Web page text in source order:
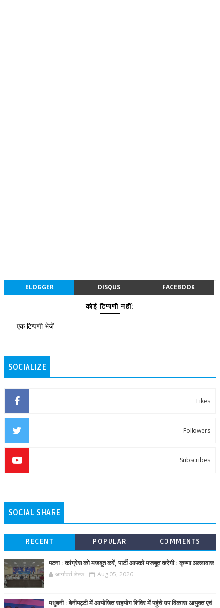
BLOGGER DISQUS FACEBOOK
कोई टिप्पणी नहीं:
एक टिप्पणी भेजें
SOCIALIZE
Likes
Followers
Subscribes
SOCIAL SHARE
RECENT POPULAR COMMENTS
पटना : कांग्रेस को मजबूत करें, पार्टी आपको मजबूत करेगी : कृष्णा अल्लावारू
आर्यावर्त डेस्क Aug 05, 2026
मधुबनी : बेनीपट्टी में आयोजित सहयोग शिविर में पहुंचे उप विकास आयुक्त एवं